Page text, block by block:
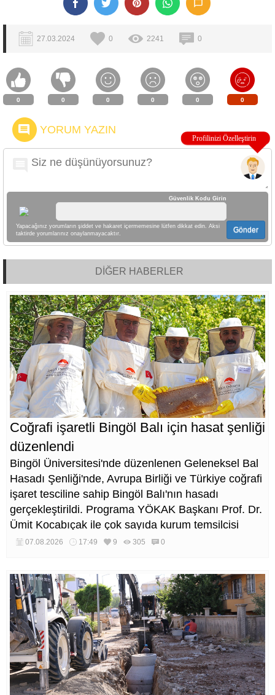
27.03.2024 0 2241 0
0 0 0 0 0 0
YORUM YAZIN
Güvenlik Kodu Girin
Yapacağınız yorumların şiddet ve hakaret içermemesine lütfen dikkat edin. Aksi
taktirde yorumlarınız onaylanmayacaktır.
Gönder
DİĞER HABERLER
Coğrafi işaretli Bingöl Balı için hasat şenliği
düzenlendi
Bingöl Üniversitesi'nde düzenlenen Geleneksel Bal
Hasadı Şenliği'nde, Avrupa Birliği ve Türkiye coğrafi
işaret tesciline sahip Bingöl Balı'nın hasadı
gerçekleştirildi. Programa YÖKAK Başkanı Prof. Dr.
Ümit Kocabıçak ile çok sayıda kurum temsilcisi
katıldı.
07.08.2026 17:49 9 305 0